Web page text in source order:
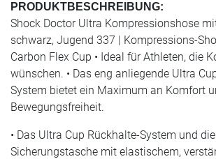
PRODUKTBESCHREIBUNG:
Shock Doctor Ultra Kompressionshose
schwarz, Jugend 337 | Kompressions-
Carbon Flex Cup • Ideal für Athleten, die
wünschen. • Das eng anliegende Ultra
System bietet ein Maximum an Komfort
Bewegungsfreiheit.
• Das Ultra Cup Rückhalte-System und
Sicherungstasche mit elastischem,